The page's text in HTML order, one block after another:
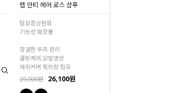
랩 안티 헤어 로스 샴푸
탈모증상완화
기능성 화장품
청결한 두피 관리
쿨링케어,모발영양
체취커버 특허향 함유
29,000원 26,100원